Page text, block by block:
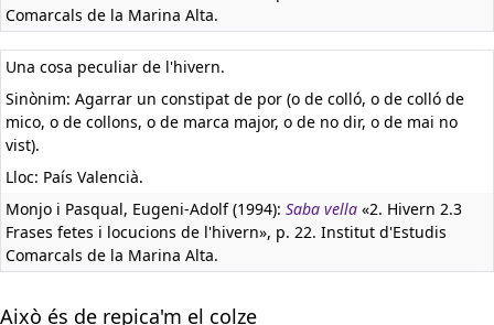
Comarcals de la Marina Alta.
Una cosa peculiar de l'hivern.
Sinònim: Agarrar un constipat de por (o de colló, o de colló de
mico, o de collons, o de marca major, o de no dir, o de mai no
vist).
Lloc: País Valencià.
Monjo i Pasqual, Eugeni-Adolf (1994): Saba vella «2. Hivern 2.3
Frases fetes i locucions de l'hivern», p. 22. Institut d'Estudis
Comarcals de la Marina Alta.
Això és de repica'm el colze